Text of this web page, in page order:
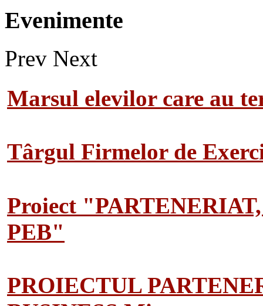
Evenimente
Prev Next
Marsul elevilor care au
Târgul Firmelor de
Proiect
PEB"
PROIECTUL